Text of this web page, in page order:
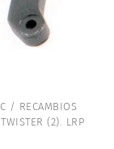
/ RECAMBIOS
(2). LRP